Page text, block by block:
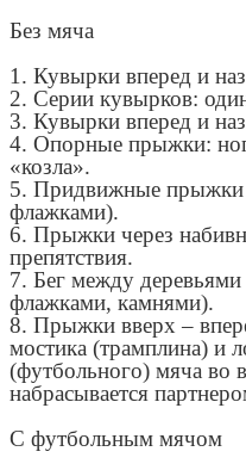
Без мяча
1. Кувырки вперед и
2. Серии кувырков:
3. Кувырки вперед и
4. Опорные прыжки:
«козла».
5. Придвижные прыжки
флажками).
6. Прыжки через
препятствия.
7. Бег между
флажками, камнями).
8. Прыжки вверх –
мостика (трамплина) и
(футбольного) мяча во
набрасывается
С футбольным мячом